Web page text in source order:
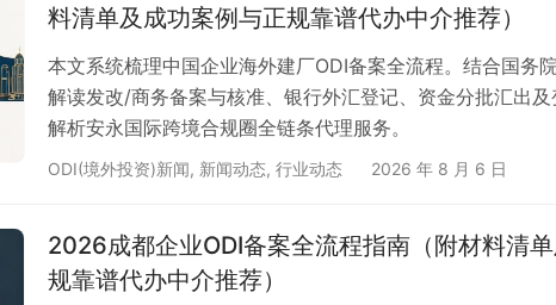
料清单及成功案例与正规靠谱代办中介推荐）
本文系统梳理中国企业海外建厂ODI备案全流程。结合国务
解读发改/商务备案与核准、银行外汇登记、资金分批汇出
解析安永国际跨境合规圈全链条代理服务。
ODI(境外投资)新闻, 新闻动态, 行业动态 2026 年 8 月 6 日
2026成都企业ODI备案全流程指南（附材料清
规靠谱代办中介推荐）